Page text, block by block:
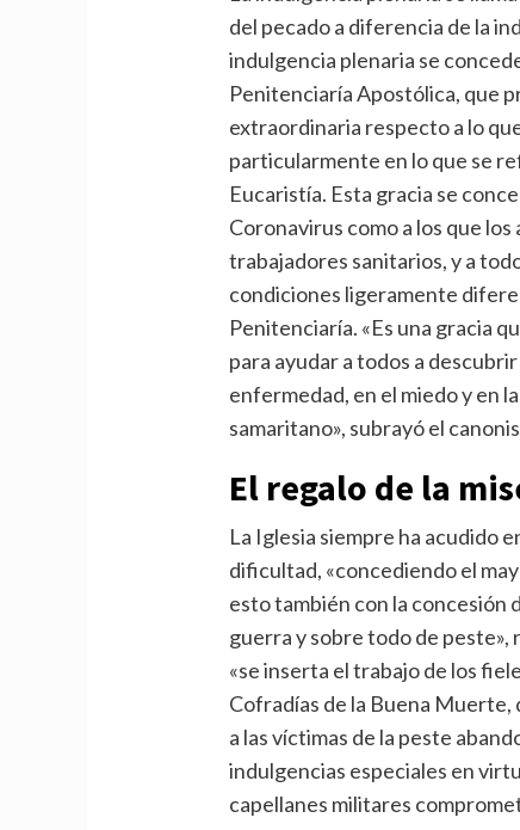
del pecado a diferencia de la
indulgencia plenaria se
Penitenciaría Apostólica, que
extraordinaria respecto a lo
particularmente en lo que se
Eucaristía. Esta gracia se
Coronavirus como a los que los
trabajadores sanitarios, y a
condiciones ligeramente
Penitenciaría. «Es una gracia
para ayudar a todos a
enfermedad, en el miedo y en
samaritano», subrayó el
El regalo de la
La Iglesia siempre ha acudido
dificultad, «concediendo el
esto también con la concesión
guerra y sobre todo de
«se inserta el trabajo de los
Cofradías de la Buena Muerte,
a las víctimas de la peste
indulgencias especiales en
capellanes militares